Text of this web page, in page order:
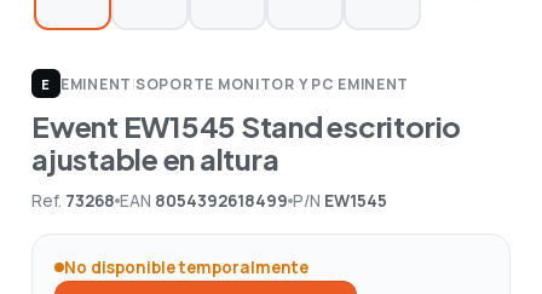
E EMINENT|SOPORTE MONITOR Y PC EMINENT
Ewent EW1545 Stand escritorio
ajustable en altura
Ref. 73268 EAN 8054392618499 P/N EW1545
No disponible temporalmente